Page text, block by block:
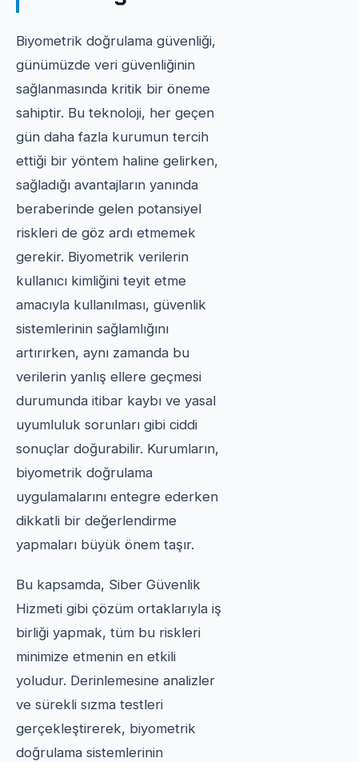
Biyometrik doğrulama güvenliği,
günümüzde veri güvenliğinin
sağlanmasında kritik bir öneme
sahiptir. Bu teknoloji, her geçen
gün daha fazla kurumun tercih
ettiği bir yöntem haline gelirken,
sağladığı avantajların yanında
beraberinde gelen potansiyel
riskleri de göz ardı etmemek
gerekir. Biyometrik verilerin
kullanıcı kimliğini teyit etme
amacıyla kullanılması, güvenlik
sistemlerinin sağlamlığını
artırırken, aynı zamanda bu
verilerin yanlış ellere geçmesi
durumunda itibar kaybı ve yasal
uyumluluk sorunları gibi ciddi
sonuçlar doğurabilir. Kurumların,
biyometrik doğrulama
uygulamalarını entegre ederken
dikkatli bir değerlendirme
yapmaları büyük önem taşır.
Bu kapsamda, Siber Güvenlik
Hizmeti gibi çözüm ortaklarıyla iş
birliği yapmak, tüm bu riskleri
minimize etmenin en etkili
yoludur. Derinlemesine analizler
ve sürekli sızma testleri
gerçekleştirerek, biyometrik
doğrulama sistemlerinin